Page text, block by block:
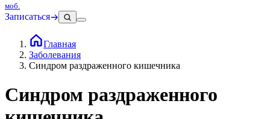
моб.
Записаться
Главная
Заболевания
Синдром раздраженного кишечника
Синдром раздраженного